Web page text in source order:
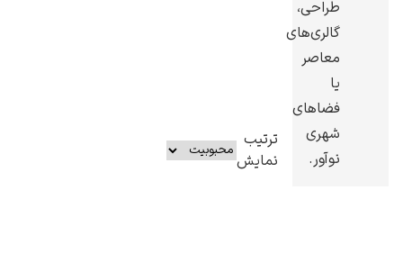
طراحی،
گالری‌های
معاصر
یا
فضاهای
شهری
نوآور.
ترتیب
نمایش